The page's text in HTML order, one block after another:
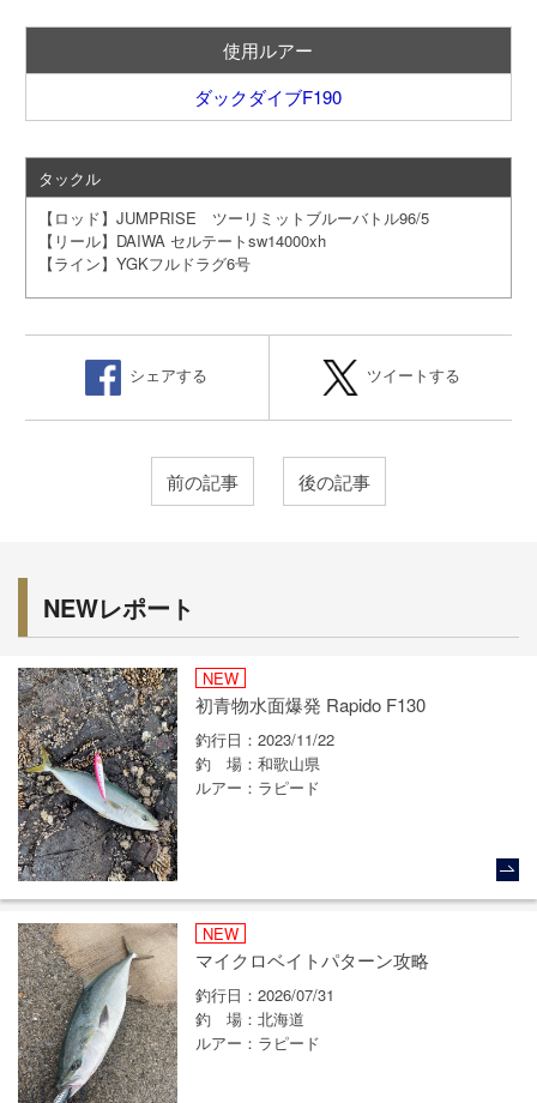
使用ルアー
ダックダイブF190
タックル
【ロッド】JUMPRISE ツーリミットブルーバトル96/5
【リール】DAIWA セルテートsw14000xh
【ライン】YGKフルドラグ6号
シェアする ツイートする
前の記事 後の記事
NEWレポート
NEW
初青物水面爆発 Rapido F130
釣行日
2023/11/22
釣場
和歌山県
ルアー
ラピード
NEW
マイクロベイトパターン攻略
釣行日
2026/07/31
釣場
北海道
ルアー
ラピード